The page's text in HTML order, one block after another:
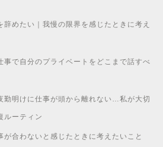
辞めたい｜我慢の限界を感じたときに考え
事で自分のプライベートをどこまで話すべ
勤明けに仕事が頭から離れない…私が大切
ルーティン
が合わないと感じたときに考えたいこと